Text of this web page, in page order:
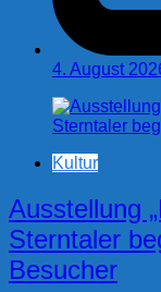
4. August
Kultur
Ausstellung
Sterntaler
Besucher